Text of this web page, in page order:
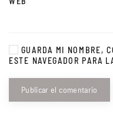
GUARDA MI NOMBRE,
ESTE NAVEGADOR PARA
Publicar el comentario